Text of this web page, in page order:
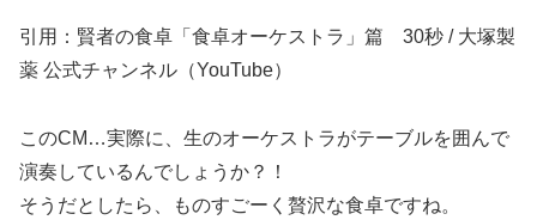
引用：賢者の食卓「食卓オーケストラ」篇 30秒 / 大塚製
薬 公式チャンネル（YouTube）
このCM…実際に、生のオーケストラがテーブルを囲んで
演奏しているんでしょうか？！
そうだとしたら、ものすごーく贅沢な食卓ですね。